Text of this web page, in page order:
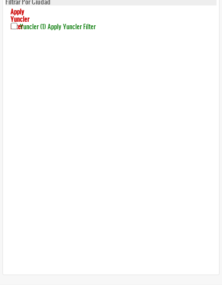
Apply
Yuncler
FilterYuncler (1) Apply Yuncler Filter